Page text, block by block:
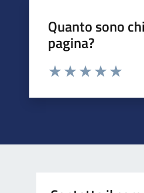
Quanto sono
pagina?
Valuta da 1 a 5 stelle la pagina